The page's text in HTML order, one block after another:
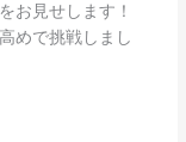
お見せします！
めで挑戦しまし